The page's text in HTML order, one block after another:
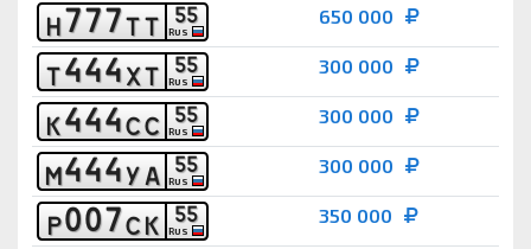
Н777ТТ 55
RUS
650 000
Т444ХТ 55
RUS
300 000
К444СС 55
RUS
300 000
М444УА 55
RUS
300 000
Р007СК 55
RUS
350 000